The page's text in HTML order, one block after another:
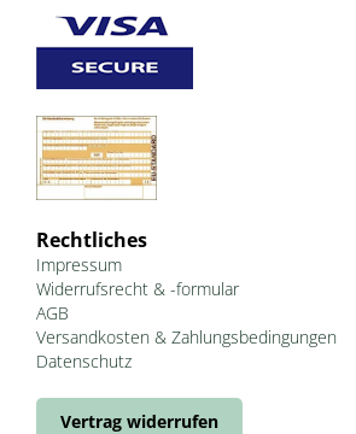
Rechtliches
Impressum
Widerrufsrecht & -formular
AGB
Versandkosten & Zahlungsbedingungen
Datenschutz
Vertrag widerrufen